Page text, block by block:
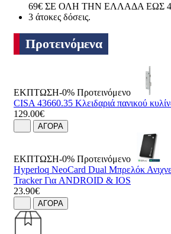
69€ ΣΕ ΟΛΗ ΤΗΝ ΕΛΛΑΔΑ ΕΩΣ
3 άτοκες δόσεις.
Προτεινόμενα
ΕΚΠΤΩΣΗ-0% Προτεινόμενο
CISA 43660.35 Κλειδαριά πανικού
129.00€
ΑΓΟΡΑ
ΕΚΠΤΩΣΗ-0% Προτεινόμενο
Hyperloq NeoCard Dual Μπρελόκ
Tracker Για ANDROID & IOS
23.90€
ΑΓΟΡΑ